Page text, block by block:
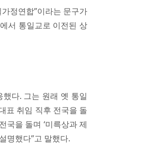
정연합”이라는 문구가
서 통일교로 이전된 상
다. 그는 원래 옛 통일
표 취임 직후 전국을 돌
국을 돌며 ‘미륵상과 제
명했다”고 말했다.